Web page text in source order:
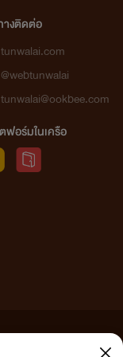
างติดต่อ
tunwalai.com
@webtunwalai
tunwalai@ookbee.com
ฟอร์มในเครือ